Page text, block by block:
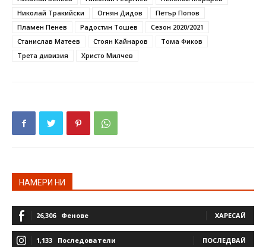
Николай Тракийски
Огнян Дидов
Петър Попов
Пламен Пенев
Радостин Тошев
Сезон 2020/2021
Станислав Матеев
Стоян Кайнаров
Тома Фиков
Трета дивизия
Христо Милчев
НАМЕРИ НИ
26,306 Фенове ХАРЕСАЙ
1,133 Последователи ПОСЛЕДВАЙ